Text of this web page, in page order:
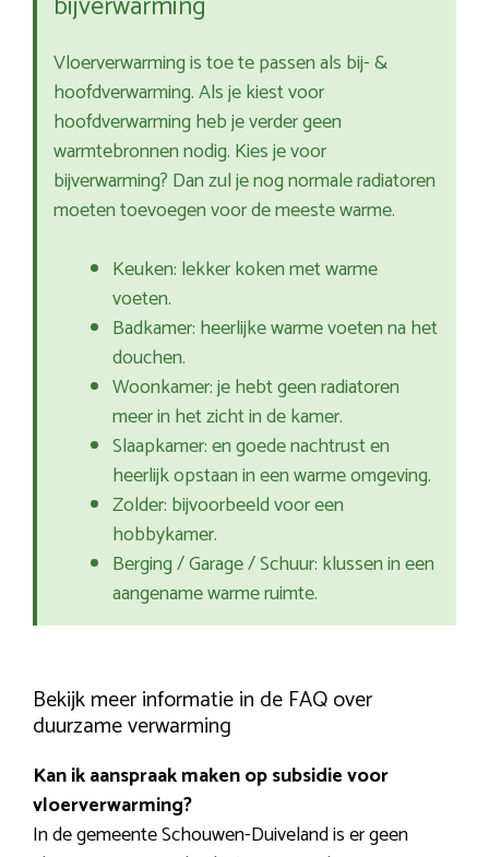
Vloerverwarming is toe te passen als bij- &
hoofdverwarming. Als je kiest voor
hoofdverwarming heb je verder geen
warmtebronnen nodig. Kies je voor
bijverwarming? Dan zul je nog normale radiatoren
moeten toevoegen voor de meeste warme.
Keuken: lekker koken met warme
voeten.
Badkamer: heerlijke warme voeten na het
douchen.
Woonkamer: je hebt geen radiatoren
meer in het zicht in de kamer.
Slaapkamer: en goede nachtrust en
heerlijk opstaan in een warme omgeving.
Zolder: bijvoorbeeld voor een
hobbykamer.
Berging / Garage / Schuur: klussen in een
aangename warme ruimte.
Bekijk meer informatie in de FAQ over
duurzame verwarming
Kan ik aanspraak maken op subsidie voor
vloerverwarming?
In de gemeente Schouwen-Duiveland is er geen